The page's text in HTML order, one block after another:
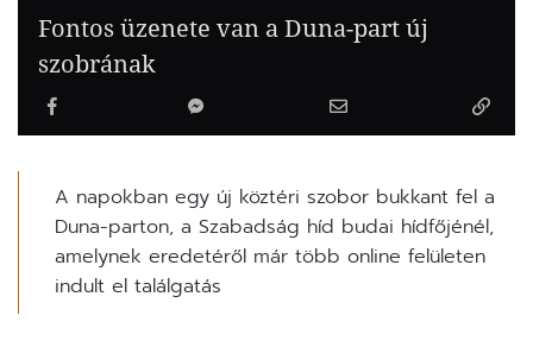
Fontos üzenete van a Duna-part új
szobrának
A napokban egy új köztéri szobor bukkant fel a
Duna-parton, a Szabadság híd budai hídfőjénél,
amelynek eredetéről már több online felületen
indult el találgatás